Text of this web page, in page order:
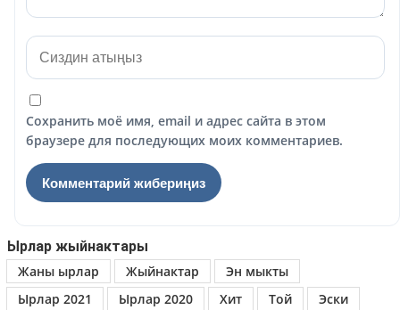
Сохранить моё имя, email и адрес сайта в этом
браузере для последующих моих комментариев.
Ырлар жыйнактары
Жаны ырлар
Жыйнактар
Эн мыкты
Ырлар 2021
Ырлар 2020 Хит Той Эски